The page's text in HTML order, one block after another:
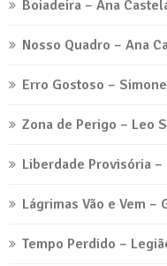
Boiadeira – Ana
Nosso Quadro – Ana
Erro Gostoso –
Zona de Perigo – Leo
Liberdade Provisória
Lágrimas Vão e Vem –
Tempo Perdido –